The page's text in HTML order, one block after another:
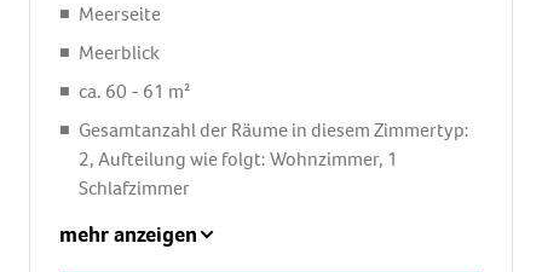
Meerseite
Meerblick
ca. 60 - 61 m²
Gesamtanzahl der Räume in diesem Zimmertyp:
2, Aufteilung wie folgt: Wohnzimmer, 1
Schlafzimmer
mehr anzeigen